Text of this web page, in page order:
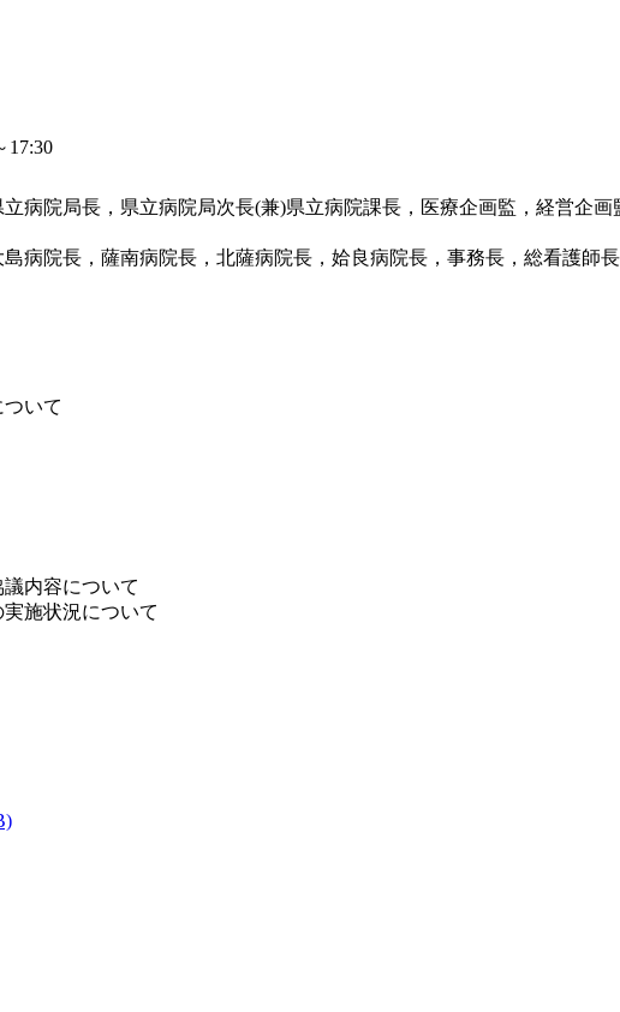
17:30
病院局長，県立病院局次長(兼)県立病院課長，医療企画監，経営企画
病院長，薩南病院長，北薩病院長，姶良病院長，事務長，総看護師長
いて
内容について
施状況について